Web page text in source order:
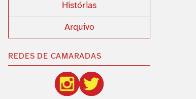
Histórias
Arquivo
REDES DE CAMARADAS